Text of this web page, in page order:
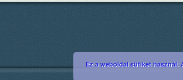
Ez a weboldal sütiket használ.